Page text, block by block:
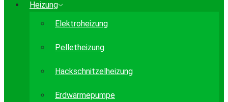
Heizung
Elektroheizung
Pelletheizung
Hackschnitzelheizung
Erdwärmepumpe